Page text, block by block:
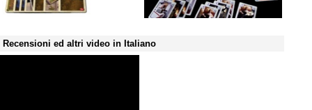
Recensioni ed altri video in Italiano